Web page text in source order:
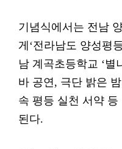
기념식에서는 전남
게‘전라남도 양성평
남 계곡초등학교 ‘별
바 공연, 극단 밝은
속 평등 실천 서약
된다.